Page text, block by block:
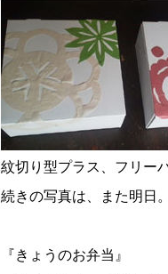
紋切り型プラス、フリー
続きの写真は、また明日。
『きょうのお弁当』